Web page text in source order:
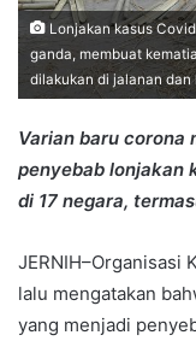
Lonjakan kasus
ganda, membuat
dilakukan di jalanan
Varian baru corona
penyebab lonjakan
di 17 negara,
JERNIH–Organisasi
lalu mengatakan
yang menjadi